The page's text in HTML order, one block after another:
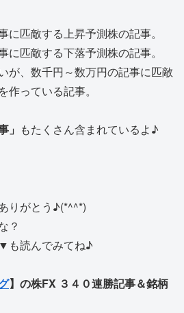
匹敵する上昇予測株の記事。
匹敵する下落予測株の記事。
が、数千円～数万円の記事に匹敵
っている記事。
」 もたくさん含まれているよ♪
りがとう♪(*^^*)
？
も読んでみてね♪
】の株FX ３４０連勝記事＆銘柄